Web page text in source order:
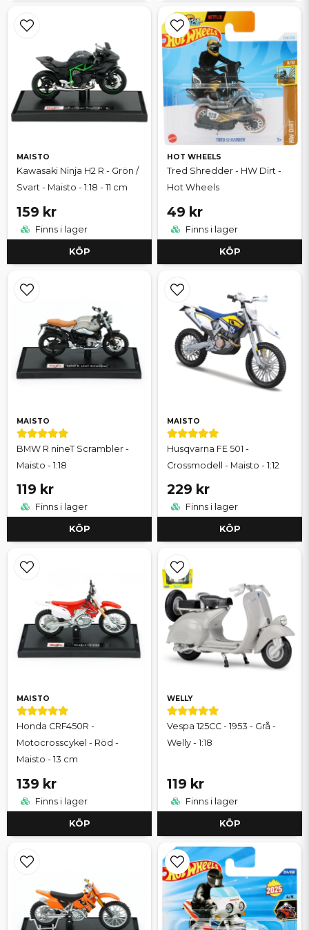
MAISTO
Kawasaki Ninja H2 R - Grön /
Svart - Maisto - 1:18 - 11 cm
159 kr
Finns i lager
KÖP
HOT WHEELS
Tred Shredder - HW Dirt -
Hot Wheels
49 kr
Finns i lager
KÖP
MAISTO
BMW R nineT Scrambler -
Maisto - 1:18
119 kr
Finns i lager
KÖP
MAISTO
Husqvarna FE 501 -
Crossmodell - Maisto - 1:12
229 kr
Finns i lager
KÖP
MAISTO
Honda CRF450R -
Motocrosscykel - Röd -
Maisto - 13 cm
139 kr
Finns i lager
KÖP
WELLY
Vespa 125CC - 1953 - Grå -
Welly - 1:18
119 kr
Finns i lager
KÖP